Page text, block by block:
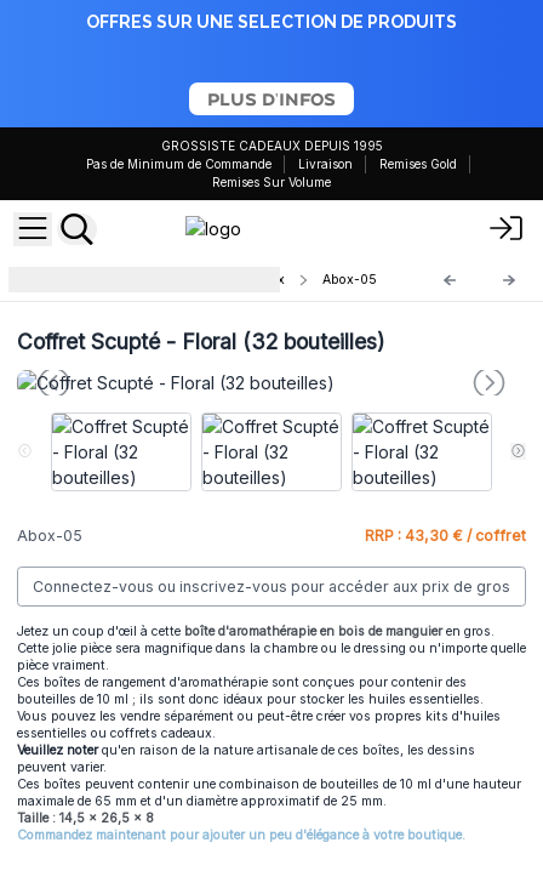
OFFRES SUR UNE SELECTION DE PRODUITS
PLUS D'INFOS
GROSSISTE CADEAUX DEPUIS 1995
Pas de Minimum de Commande
Livraison
Remises Gold
Remises Sur Volume
Coffrets Aromathérapie Artisanaux Abox-05
Coffret Scupté - Floral (32 bouteilles)
Abox-05 RRP : 43,30 € / coffret
Connectez-vous ou inscrivez-vous pour accéder aux prix de gros
Jetez un coup d'œil à cette boîte d'aromathérapie en bois de manguieren gros.
Cette jolie pièce sera magnifique dans la chambre ou le dressing ou n'importe quelle
pièce vraiment.
Ces boîtes de rangement d'aromathérapie sont conçues pour contenir des
bouteilles de 10 ml ; ils sont donc idéaux pour stocker les huiles essentielles.
Vous pouvez les vendre séparément ou peut-être créer vos propres kits d'huiles
essentielles ou coffrets cadeaux.
Veuillez noterqu'en raison de la nature artisanale de ces boîtes, les dessins
peuvent varier.
Ces boîtes peuvent contenir une combinaison de bouteilles de 10 ml d'une hauteur
maximale de 65 mm et d'un diamètre approximatif de 25 mm.
Taille : 14,5 x 26,5 x 8
Commandez maintenant pour ajouter un peu d'élégance à votre boutique.